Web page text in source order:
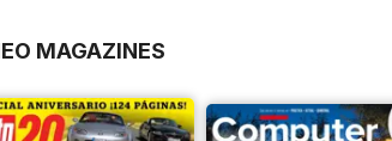
MAGAZINES